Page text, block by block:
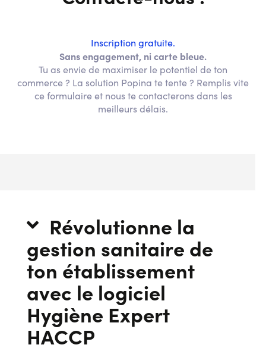
Inscription gratuite.
Sans engagement, ni carte bleue.
Tu as envie de maximiser le potentiel de ton
commerce ? La solution Popina te tente ? Remplis vite
ce formulaire et nous te contacterons dans les
meilleurs délais.
Révolutionne la
gestion sanitaire de
ton établissement
avec le logiciel
Hygiène Expert
HACCP